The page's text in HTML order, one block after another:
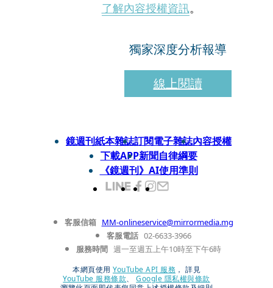
了解內容授權資訊。
獨家深度分析報導
線上閱讀
鏡週刊紙本雜誌訂閱電子雜誌內容授權
下載APP新聞自律綱要
《鏡週刊》AI使用準則
客服信箱 MM-onlineservice@mirrormedia.mg
客服電話 02-6633-3966
服務時間 週一至週五上午10時至下午6時
本網頁使用 YouTube API 服務 ， 詳見
YouTube 服務條款、
Google 隱私權與條款